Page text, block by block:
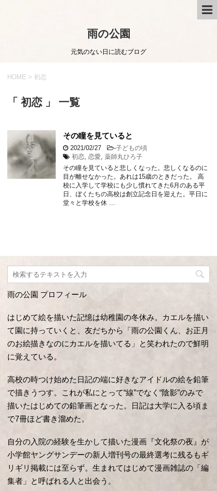
雨の公園
元気のない日に読むブログ
HOME > 初恋
「 初恋 」 一覧
その瞳を見ていると
2021/02/27 -子どもの頃
初恋 恋愛 薬師丸ひろ子
その瞳を見ていると悲しくなった。悲しくなるのに
目が離せなかった。あれは15歳のときだった。 高
校に入学して学校にも少し慣れてきた6月のある平
日、ぼくたちの高校は創立記念日を迎えた。平日に
堂々と学校を休 …
雨の公園 プロフィール
はじめて絵を描いた記憶は幼稚園の冬休み。カエルを描い
て園に持っていくと、友だちから「雨の公園くん、お正月
のお絵描きなのにカエルを描いてる」と笑われたので鮮明
に覚えている。
高校の時つけ始めた日記の端に好きなアイドルの絵を鉛筆
で描きうつす。これが私にとって“線”でなく“陰影”のみで
描いたはじめての鉛筆画となった。日記は大学に入る頃ま
で7冊ほど書き溜めた。
自分の入院の経験を生かして描いた漫画『文化祭の夜』が
小学館ヤングサンデーの新人増刊号の最終選考に残るもギ
リギリ掲載には至らず。生まれてはじめて漫画雑誌の「編
集者」と呼ばれる人と出会う。